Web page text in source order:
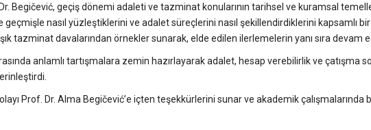
Begičević, geçiş dönemi adaleti ve tazminat konularının tarihsel ve kuramsal
nasıl yüzleştiklerini ve adalet süreçlerini nasıl şekillendirdiklerini kapsamlı
tazminat davalarından örnekler sunarak, elde edilen ilerlemelerin yanı sıra devam
anlamlı tartışmalara zemin hazırlayarak adalet, hesap verebilirlik ve çatışma
Prof. Dr. Alma Begičević’e içten teşekkürlerini sunar ve akademik çalışmalarında